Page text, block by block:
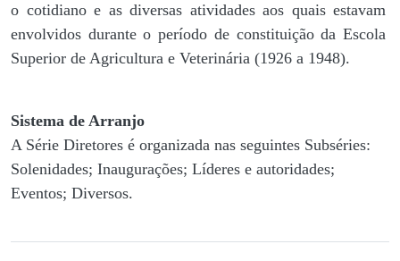
o cotidiano e as diversas atividades aos quais estavam
envolvidos durante o período de constituição da Escola
Superior de Agricultura e Veterinária (1926 a 1948).
Sistema de Arranjo
A Série Diretores é organizada nas seguintes Subséries:
Solenidades; Inaugurações; Líderes e autoridades;
Eventos; Diversos.